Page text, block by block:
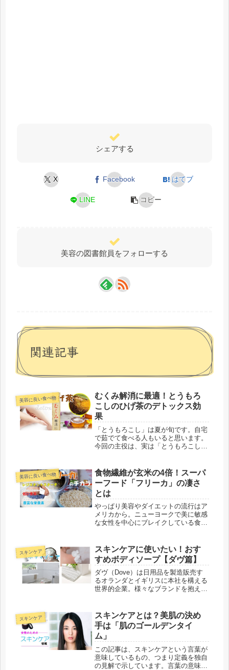
シェアする
X Facebook はてブ
LINE コピー
美容の図書館員をフォローする
関連記事
美容に良い食べ物
むくみ解消に最適！とうもろ
こしのひげ茶のデトックス効
果
「とうもろこし」は夏が旬です。自宅
で茹でて食べる人もいると思います。
今回の主役は、実は「とうもろこし」
繊維状のモノを取り上げます。殆どの
人が「とうもろこし」を調理する過程
で...
美容に良い食べ物
食物繊維が玄米の4倍！スーパ
ーフード「フリーカ」の凄さ
とは
やっぱり美容やダイエットの流行はア
メリカから。ニューヨークで美に敏感
な女性を中心にブレイクしている食べ
れたのである程度は知られているかも
しれません。太りにくい・美容に良さ
そ...
スキンケア
スキンケアに使いたい！おす
すめボディソープ【ダヴ篇】
ダヴ（Dove）は日用品を製造販売す
るオランダとイギリスに本社を構える
世界的企業。様々なブランドを抱えて
本でもおなじみのものも存在します。
今回取り上げるダヴもそのひとつ。...
スキンケア
スキンケアとは？美肌の決め
手は「肌のゴールデンタイ
ム」
この記事は、スキンケアという言葉が
意味しているもの、つまり定義を独自
の見解で示しています。言葉の意味と